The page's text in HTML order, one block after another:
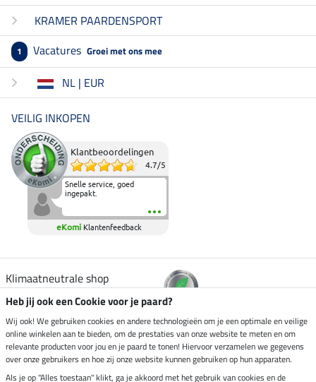
KRAMER PAARDENSPORT
1 Vacatures Groei met ons mee
NL | EUR
VEILIG INKOPEN
Klantbeoordelingen
4.7/5
Snelle service, goed
ingepakt.
eKomi Klantenfeedback
Klimaatneutrale shop
Verzending per
Veilig betalen met
Heb jij ook een Cookie voor je paard?
Wij ook! We gebruiken cookies en andere technologieën om je een optimale en veilige
online winkelen aan te bieden, om de prestaties van onze website te meten en om
relevante producten voor jou en je paard te tonen! Hiervoor verzamelen we gegevens
over onze gebruikers en hoe zij onze website kunnen gebruiken op hun apparaten.
Als je op "Alles toestaan" klikt, ga je akkoord met het gebruik van cookies en de